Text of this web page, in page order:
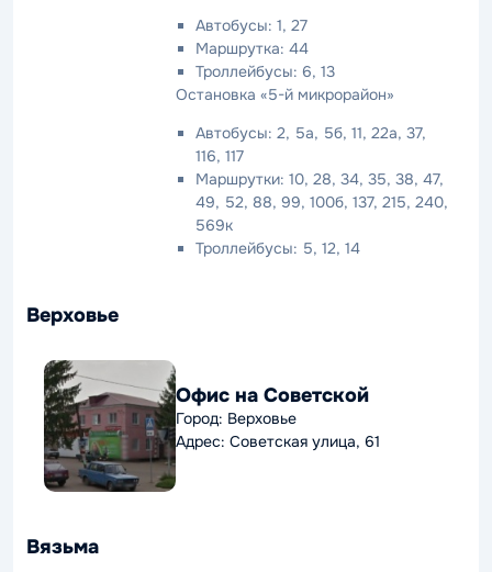
Автобусы: 1, 27
Маршрутка: 44
Троллейбусы: 6, 13
Остановка «5-й микрорайон»
Автобусы: 2, 5а, 5б, 11, 22а, 37,
116, 117
Маршрутки: 10, 28, 34, 35, 38, 47,
49, 52, 88, 99, 100б, 137, 215, 240,
569к
Троллейбусы: 5, 12, 14
Верховье
Офис на Советской
Город: Верховье
Адрес: Советская улица, 61
Вязьма